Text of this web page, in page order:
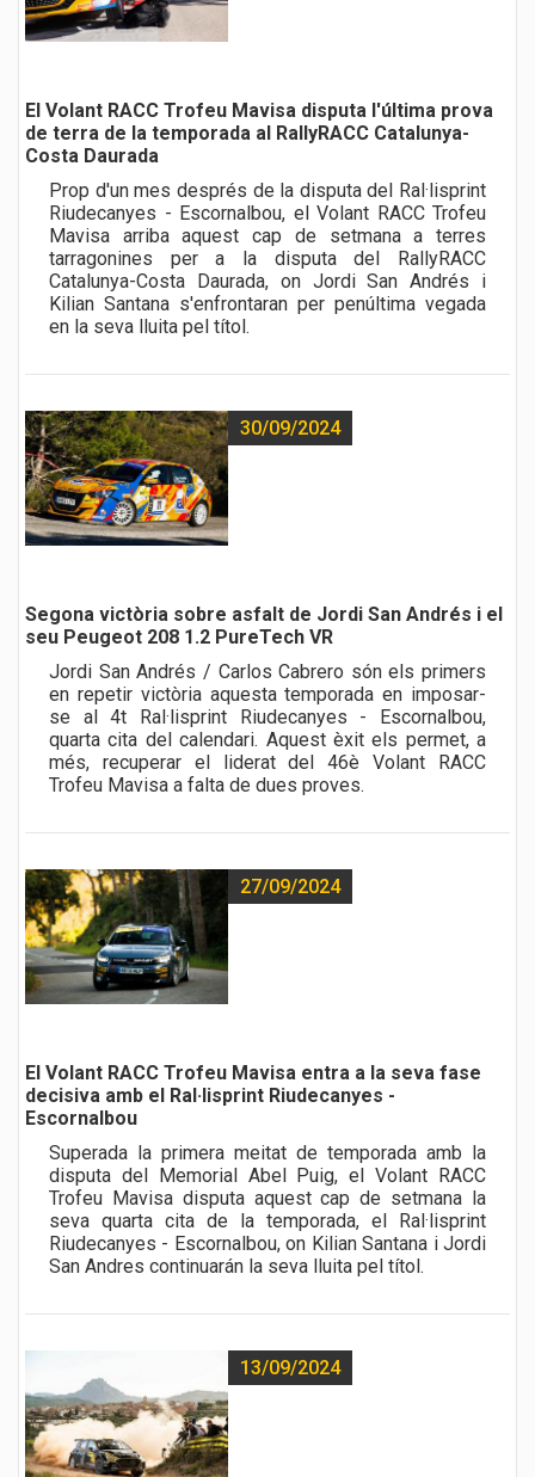
El Volant RACC Trofeu Mavisa disputa l'última prova
de terra de la temporada al RallyRACC Catalunya-
Costa Daurada
Prop d'un mes després de la disputa del Ral·lisprint
Riudecanyes - Escornalbou, el Volant RACC Trofeu
Mavisa arriba aquest cap de setmana a terres
tarragonines per a la disputa del RallyRACC
Catalunya-Costa Daurada, on Jordi San Andrés i
Kilian Santana s'enfrontaran per penúltima vegada
en la seva lluita pel títol.
30/09/2024
Segona victòria sobre asfalt de Jordi San Andrés i el
seu Peugeot 208 1.2 PureTech VR
Jordi San Andrés / Carlos Cabrero són els primers
en repetir victòria aquesta temporada en imposar-
se al 4t Ral·lisprint Riudecanyes - Escornalbou,
quarta cita del calendari. Aquest èxit els permet, a
més, recuperar el liderat del 46è Volant RACC
Trofeu Mavisa a falta de dues proves.
27/09/2024
El Volant RACC Trofeu Mavisa entra a la seva fase
decisiva amb el Ral·lisprint Riudecanyes -
Escornalbou
Superada la primera meitat de temporada amb la
disputa del Memorial Abel Puig, el Volant RACC
Trofeu Mavisa disputa aquest cap de setmana la
seva quarta cita de la temporada, el Ral·lisprint
Riudecanyes - Escornalbou, on Kilian Santana i Jordi
San Andres continuarán la seva lluita pel títol.
13/09/2024